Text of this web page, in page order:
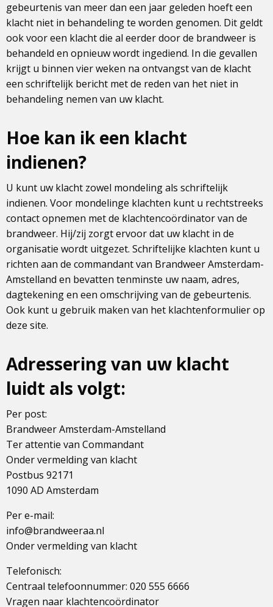
gebeurtenis van meer dan een jaar geleden hoeft een
klacht niet in behandeling te worden genomen. Dit geldt
ook voor een klacht die al eerder door de brandweer is
behandeld en opnieuw wordt ingediend. In die gevallen
krijgt u binnen vier weken na ontvangst van de klacht
een schriftelijk bericht met de reden van het niet in
behandeling nemen van uw klacht.
Hoe kan ik een klacht
indienen?
U kunt uw klacht zowel mondeling als schriftelijk
indienen. Voor mondelinge klachten kunt u rechtstreeks
contact opnemen met de klachtencoördinator van de
brandweer. Hij/zij zorgt ervoor dat uw klacht in de
organisatie wordt uitgezet. Schriftelijke klachten kunt u
richten aan de commandant van Brandweer Amsterdam-
Amstelland en bevatten tenminste uw naam, adres,
dagtekening en een omschrijving van de gebeurtenis.
Ook kunt u gebruik maken van het klachtenformulier op
deze site.
Adressering van uw klacht
luidt als volgt:
Per post:
Brandweer Amsterdam-Amstelland
Ter attentie van Commandant
Onder vermelding van klacht
Postbus 92171
1090 AD Amsterdam
Per e-mail:
info@brandweeraa.nl
Onder vermelding van klacht
Telefonisch:
Centraal telefoonnummer: 020 555 6666
Vragen naar klachtencoördinator